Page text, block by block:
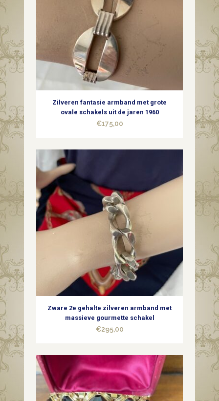
Zilveren fantasie armband met grote
ovale schakels uit de jaren 1960
€175,00
Zware 2e gehalte zilveren armband met
massieve gourmette schakel
€295,00